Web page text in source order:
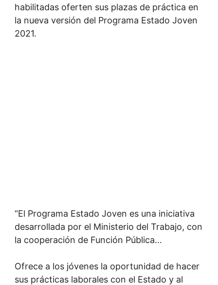
habilitadas oferten sus plazas de práctica en
la nueva versión del Programa Estado Joven
2021.
“El Programa Estado Joven es una iniciativa
desarrollada por el Ministerio del Trabajo, con
la cooperación de Función Pública…
Ofrece a los jóvenes la oportunidad de hacer
sus prácticas laborales con el Estado y al